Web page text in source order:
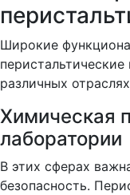
Широкие
различных
Химическая
лаборатории
В этих сферах
безопасность.